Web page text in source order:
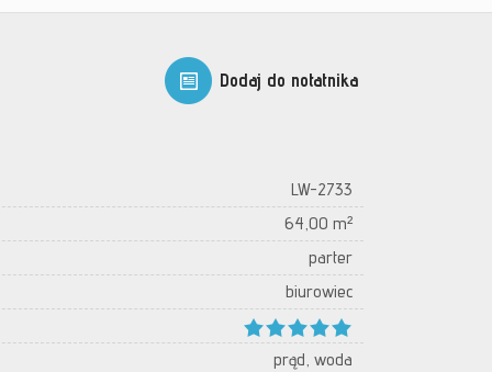
Dodaj do notatnika
LW-2733
64,00 m²
parter
biurowiec
prąd, woda